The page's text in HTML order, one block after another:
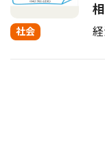
社会